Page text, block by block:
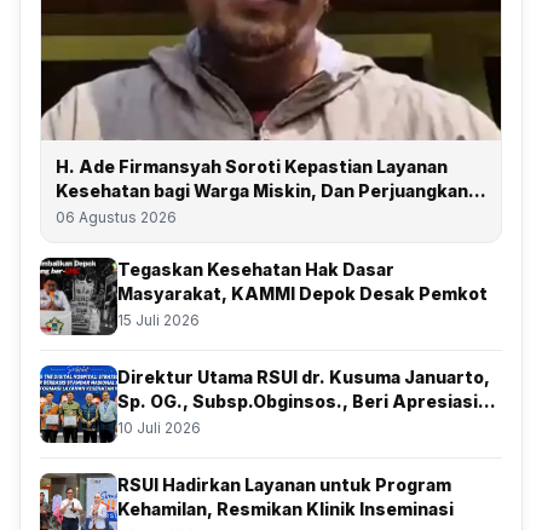
H. Ade Firmansyah Soroti Kepastian Layanan
Kesehatan bagi Warga Miskin, Dan Perjuangkan
Depok Kembali Raih Predikat UHC
06 Agustus 2026
Tegaskan Kesehatan Hak Dasar
Masyarakat, KAMMI Depok Desak Pemkot
15 Juli 2026
Direktur Utama RSUI dr. Kusuma Januarto,
Sp. OG., Subsp.Obginsos., Beri Apresiasi
Atas Kolaborasi Bersama BSSN
10 Juli 2026
RSUI Hadirkan Layanan untuk Program
Kehamilan, Resmikan Klinik Inseminasi